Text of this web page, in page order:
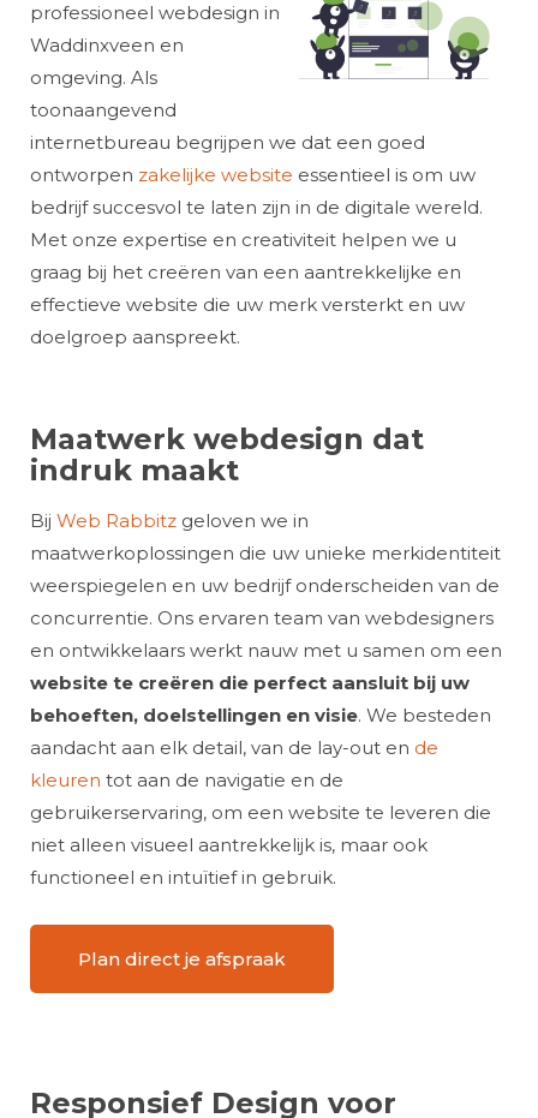
professioneel webdesign in
Waddinxveen en
omgeving. Als
toonaangevend
internetbureau begrijpen we dat een goed
ontworpen zakelijke website essentieel is om uw
bedrijf succesvol te laten zijn in de digitale wereld.
Met onze expertise en creativiteit helpen we u
graag bij het creëren van een aantrekkelijke en
effectieve website die uw merk versterkt en uw
doelgroep aanspreekt.
Maatwerk webdesign dat
indruk maakt
Bij Web Rabbitz geloven we in
maatwerkoplossingen die uw unieke merkidentiteit
weerspiegelen en uw bedrijf onderscheiden van de
concurrentie. Ons ervaren team van webdesigners
en ontwikkelaars werkt nauw met u samen om een
website te creëren die perfect aansluit bij uw
behoeften, doelstellingen en visie. We besteden
aandacht aan elk detail, van de lay-out en de
kleuren tot aan de navigatie en de
gebruikerservaring, om een website te leveren die
niet alleen visueel aantrekkelijk is, maar ook
functioneel en intuïtief in gebruik.
Plan direct je afspraak
Responsief Design voor